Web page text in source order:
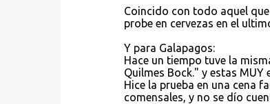
Coincido con todo aquel
probe en cervezas en el
Y para Galapagos:
Hace un tiempo tuve la
Quilmes Bock." y estas MUY
Hice la prueba en una cena
comensales, y no se dío